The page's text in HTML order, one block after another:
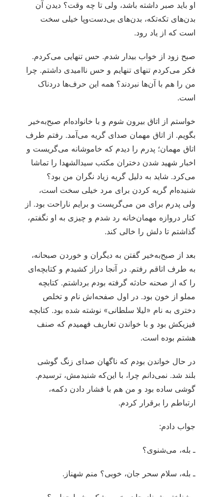
او باید صبر داشته باشد، ولی تا چه وقت؟ دیدن آن
بدن‌های تکه‌تکه، بدن‌های بی‌دست‌وپا خیلی سخت
است که از یاد رود.
صبح زود از خواب بیدار شدم. حس تنهایی می‌کردم.
فکر می‌کردم تنهای تنهایم و حس ناامیدی داشتم. چرا
من را هم با آن‌ها نبردند؟ همه این حرف‌ها دردناک
است.
خواستم از اتاق بیرون شوم و با خانواده‌ام صبح‌به‌خیر
بگویم. از اتاق مهمان صدای گریه می‌آمد. رفتم طرف
اتاق مهمان؛ پدرم را دیدم که خاموشانه می‌گریست و
اخبار شهید شدن دختران مکتب سیدالشهدا را تماشا
می‌کرد. شاید به دلیل گریه زیاد نگران من بود؟
شنیده‌ام گریه کردن برای مرد خیلی سخت است،
ولی پدرم برای من می‌گریست و برایم ناراحت بود. از
کنار دروازه مهمان‌خانه رد شدم و چیزی به او نگفتم،
گذاشتم تا دلش را خالی کند.
بعد از صبح‌به‌خیر گفتن به دیگران و خوردن صبحانه،
به طرف اتاقم رفتم. در آنجا دراز کشیدم و کتابچه‌ای
را که از صحنه حادثه گرفته بودم برداشتم. کتابچه
مملو از خون بود. در اول صفحه‌اش نام و تخلص
دختری به نام «لیلا سلطانی» نوشته شده بود. کتابچه
فیزیکش بود و با خواندن تعاریف فهمیدم که صنف
هشتم بوده است.
در حال خواندن بودم که ناگهان صدای زنگ گوشی
بلند شد. نمی‌دانم چرا، با این‌که شنیدمش، ترسیدم.
گوشی ساده بود و من هم با فشار دادن دکمه،
ارتباطم را برقرار کردم.
جواب دادم:
ـ بله، می‌شنوی؟
ـ بله، سلام سحر جان، خوبی؟ منم شهناز.